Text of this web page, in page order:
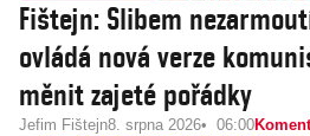
Fištejn: Slibem
ovládá nová verze
měnit zajeté pořádky
Jefim Fištejn8. srpna 2026 06:00